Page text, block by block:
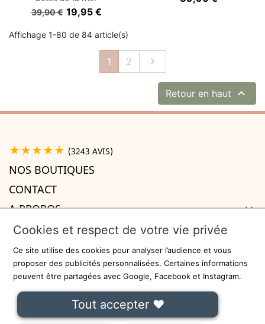
Prix de base
39,90 € Prix
19,95 €
Affichage 1-80 de 84 article(s)
1 2 Suivant

Retour en haut 
★★★★★ (3243 AVIS)
NOS BOUTIQUES
CONTACT
A PROPOS

INFORMATIONS
Recevez la newsletter
ok
On ne communiquera jamais votre adresse e-mail à des tiers.
Fait avec❤à Lille - Sécurisé par
Cookies et respect de votre vie privée
Ce site utilise des cookies pour analyser l’audience et vous
proposer des publicités personnalisées. Certaines informations
peuvent être partagées avec Google, Facebook et Instagram.
Tout accepter ❤